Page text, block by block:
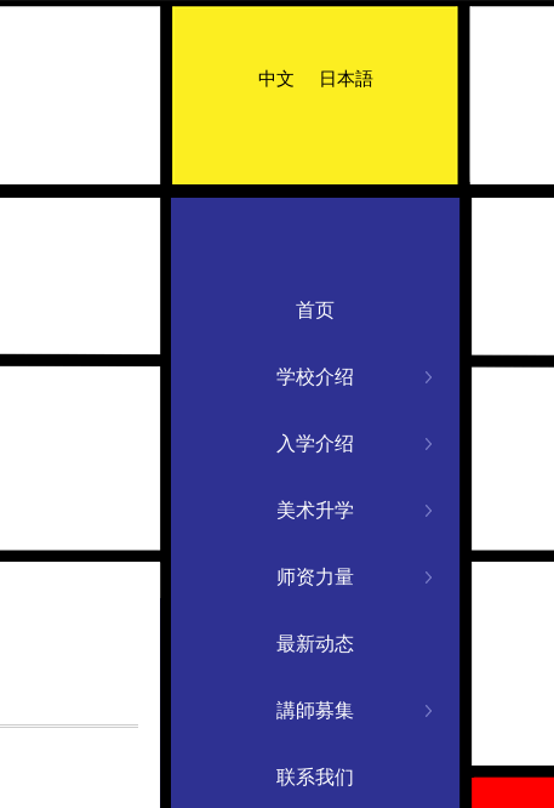
中文 日本語
首页
学校介绍
入学介绍
美术升学
师资力量
最新动态
講師募集
联系我们